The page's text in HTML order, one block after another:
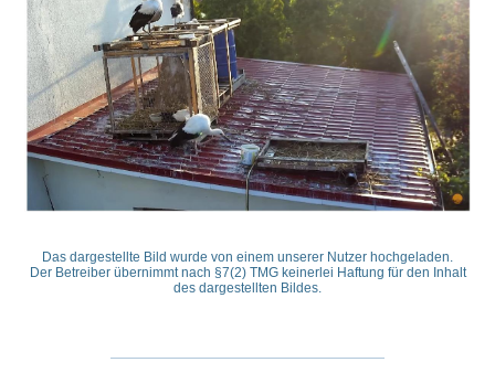
Das dargestellte Bild wurde von einem unserer Nutzer hochgeladen.
Der Betreiber übernimmt nach §7(2) TMG keinerlei Haftung für den Inhalt
des dargestellten Bildes.